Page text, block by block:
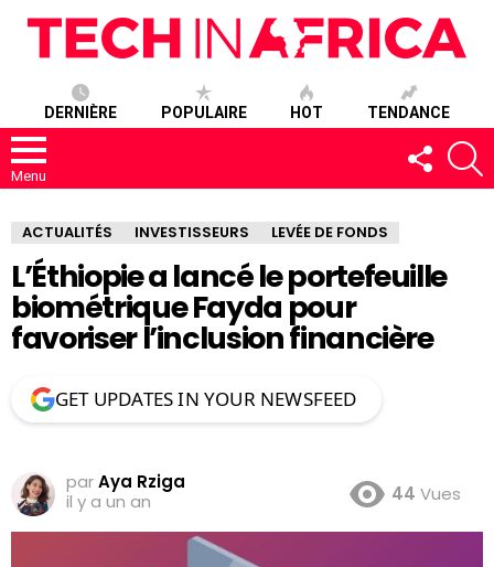
DERNIÈRE POPULAIRE HOT TENDANCE
Menu
SUIVEZ-
NOUS
ACTUALITÉS INVESTISSEURS LEVÉE DE FONDS
L’Éthiopie a lancé le portefeuille
biométrique Fayda pour
favoriser l’inclusion financière
GET UPDATES IN YOUR NEWSFEED
parAya Rziga
il y a un an
44 Vues